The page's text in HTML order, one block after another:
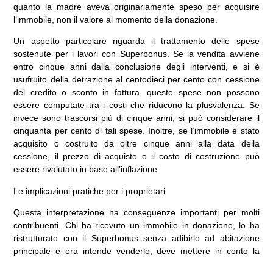
quanto la madre aveva originariamente speso per acquisire
l’immobile, non il valore al momento della donazione.
Un aspetto particolare riguarda il trattamento delle spese
sostenute per i lavori con Superbonus. Se la vendita avviene
entro cinque anni dalla conclusione degli interventi, e si è
usufruito della detrazione al centodieci per cento con cessione
del credito o sconto in fattura, queste spese non possono
essere computate tra i costi che riducono la plusvalenza. Se
invece sono trascorsi più di cinque anni, si può considerare il
cinquanta per cento di tali spese. Inoltre, se l’immobile è stato
acquisito o costruito da oltre cinque anni alla data della
cessione, il prezzo di acquisto o il costo di costruzione può
essere rivalutato in base all’inflazione.
Le implicazioni pratiche per i proprietari
Questa interpretazione ha conseguenze importanti per molti
contribuenti. Chi ha ricevuto un immobile in donazione, lo ha
ristrutturato con il Superbonus senza adibirlo ad abitazione
principale e ora intende venderlo, deve mettere in conto la